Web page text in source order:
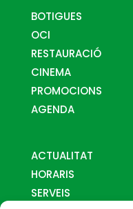
BOTIGUES
OCI
RESTAURACIÓ
CINEMA
PROMOCIONS
AGENDA
ACTUALITAT
HORARIS
SERVEIS